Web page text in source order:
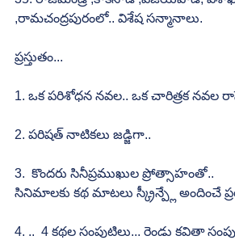
,రామచంద్రపురంలో.. విశేష సన్మానాలు.
ప్రస్తుతం...
1. ఒక పరిశోధన నవల.. ఒక చారిత్రక నవల
2. పరిషత్ నాటికలు జడ్జిగా..
3.  కొందరు సినీప్రముఖుల ప్రోత్సాహంతో..
సినిమాలకు కథ మాటలు స్క్రీన్ప్లే అందించే
4. ..  4 కథల సంపుటిలు... రెండు కవితా